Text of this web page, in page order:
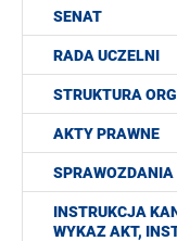
SENAT
RADA UCZELNI
STRUKTURA
AKTY PRAWNE
SPRAWOZDANIA
INSTRUKCJA
WYKAZ AKT,